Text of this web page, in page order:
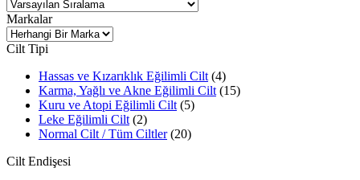
Markalar
Cilt Tipi
Hassas ve Kızarıklık Eğilimli Cilt (4)
Karma, Yağlı ve Akne Eğilimli Cilt (15)
Kuru ve Atopi Eğilimli Cilt (5)
Leke Eğilimli Cilt (2)
Normal Cilt / Tüm Ciltler (20)
Cilt Endişesi